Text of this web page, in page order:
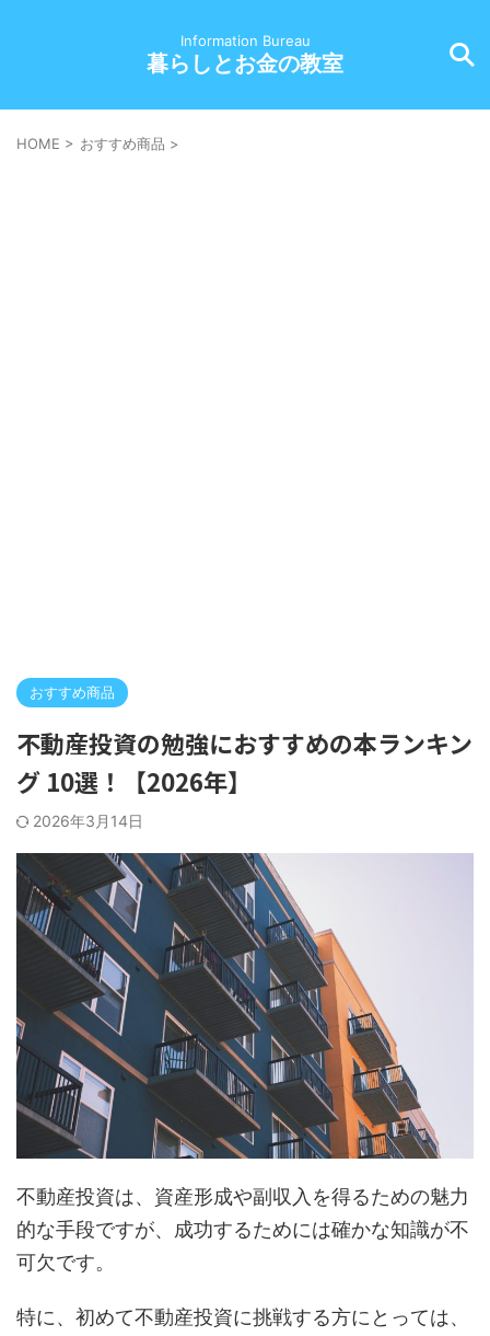
Information Bureau
暮らしとお金の教室
HOME > おすすめ商品 >
おすすめ商品
不動産投資の勉強におすすめの本ランキン
グ 10選！【2026年】
2026年3月14日
不動産投資は、資産形成や副収入を得るための魅力
的な手段ですが、成功するためには確かな知識が不
可欠です。
特に、初めて不動産投資に挑戦する方にとっては、